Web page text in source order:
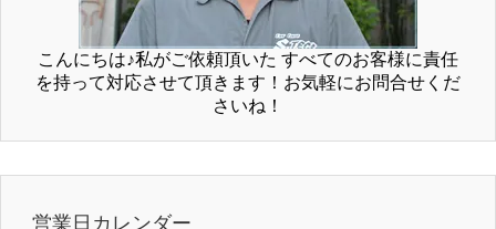
こんにちは♪私がご依頼頂いた すべてのお客様に責任
を持って対応させて頂きます！お気軽にお問合せくだ
さいね！
営業日カレンダー